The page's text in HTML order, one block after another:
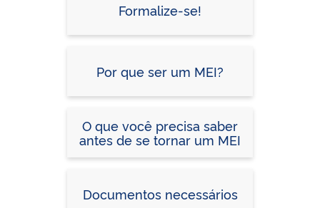
Formalize-se!
Por que ser um MEI?
O que você precisa saber
antes de se tornar um MEI
Documentos necessários